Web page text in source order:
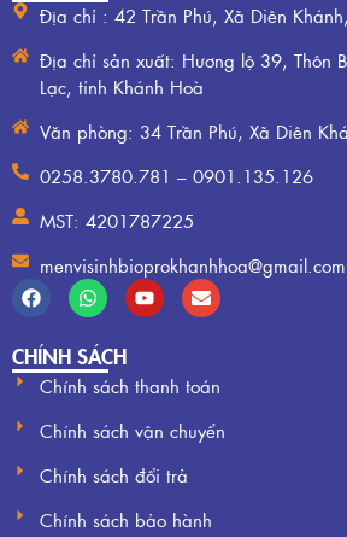
Địa chỉ : 42 Trần Phú, Xã Diên
Địa chỉ sản xuất: Hương lộ 39, Thôn
Lạc, tỉnh Khánh Hoà
Văn phòng: 34 Trần Phú, Xã Diên
0258.3780.781 – 0901.135.126
MST: 4201787225
menvisinhbioprokhanhhoa@gmail.com
CHÍNH SÁCH
Chính sách thanh toán
Chính sách vận chuyển
Chính sách đổi trả
Chính sách bảo hành